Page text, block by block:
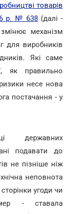
товарів
р. № 638(далі -
механізм
для виробників
Які саме
як правильно
несе нова
постачання - у
державних
подавати до
не пізніше ніж
неповнота
сторінки угоди чи
- ставала